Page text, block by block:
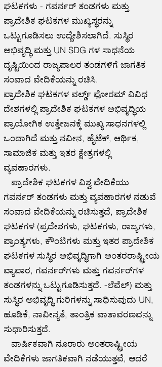
ಘಟಕಗಳು - ಗವರ್ನರ್ ತಂಡಗಳು ಮತ್ತು
ಪ್ರಾದೇಶಿಕ ಘಟಕಗಳ ಮುಖ್ಯಸ್ಥರನ್ನು
ಒಟ್ಟುಗೂಡಿಸಲು ಉದ್ದೇಶಿಸಲಾಗಿದೆ. ಸುಸ್ಥಿರ
ಅಭಿವೃದ್ಧಿ ಮತ್ತು UN SDG ಗಳ ಸಾಧನೆಯ
ದೃಷ್ಟಿಯಿಂದ ರಾಜ್ಯಪಾಲರ ತಂಡಗಳಿಗೆ ಜಾಗತಿಕ
ಸಂವಾದ ವೇದಿಕೆಯನ್ನು ರಚಿಸಿ.
ಪ್ರಾದೇಶಿಕ ಘಟಕಗಳ ವರ್ಲ್ಡ್ ಫೋರಮ್ ವಿವಿಧ
ದೇಶಗಳಲ್ಲಿ ಪ್ರಾದೇಶಿಕ ಘಟಕಗಳ ಅಭಿವೃದ್ಧಿಯ
ಪ್ರಾಯೋಗಿಕ ಉತ್ತೇಜನಕ್ಕೆ ಮುಖ್ಯ ಸಾಧನಗಳಲ್ಲಿ
ಒಂದಾಗಿದೆ ಮತ್ತು ನವೀನ, ಹೈಟೆಕ್, ಆರ್ಥಿಕ,
ಸಾಮಾಜಿಕ ಮತ್ತು ಇತರ ಕ್ಷೇತ್ರಗಳಲ್ಲಿ
ವ್ಯವಹಾರಗಳು.
ಪ್ರಾದೇಶಿಕ ಘಟಕಗಳ ವಿಶ್ವ ವೇದಿಕೆಯು
ಗವರ್ನರ್ ತಂಡಗಳು ಮತ್ತು ವ್ಯವಹಾರಗಳ ನಡುವೆ
ಸಂವಾದ ವೇದಿಕೆಯನ್ನು ರಚಿಸುತ್ತದೆ, ಪ್ರಾದೇಶಿಕ
ಘಟಕಗಳ (ಪ್ರದೇಶಗಳು, ಘಟಕಗಳು, ರಾಜ್ಯಗಳು,
ಪ್ರಾಂತ್ಯಗಳು, ಕೌಂಟಿಗಳು ಮತ್ತು ಇತರ ಪ್ರಾದೇಶಿಕ
ಘಟಕಗಳ ಸುಸ್ಥಿರ ಅಭಿವೃದ್ಧಿಗಾಗಿ ಅಂತರರಾಷ್ಟ್ರೀಯ
ವ್ಯಾಪಾರ, ಗವರ್ನರ್‌ಗಳು ಮತ್ತು ಗವರ್ನರ್‌ಗಳ
ತಂಡಗಳನ್ನು ಒಟ್ಟುಗೂಡಿಸುತ್ತದೆ. -ಲೆವೆಲ್) ಮತ್ತು
ಸುಸ್ಥಿರ ಅಭಿವೃದ್ಧಿ ಗುರಿಗಳನ್ನು ಸಾಧಿಸುವುದು UN,
ಹೂಡಿಕೆ, ನಾವೀನ್ಯತೆ, ತಾಂತ್ರಿಕ ವಾತಾವರಣವನ್ನು
ಸುಧಾರಿಸುತ್ತದೆ.
ವಾರ್ಷಿಕವಾಗಿ ನೂರಾರು ಅಂತರಾಷ್ಟ್ರೀಯ
ವೇದಿಕೆಗಳು ಜಾಗತಿಕವಾಗಿ ನಡೆಯುತ್ತವೆ, ಆದರೆ